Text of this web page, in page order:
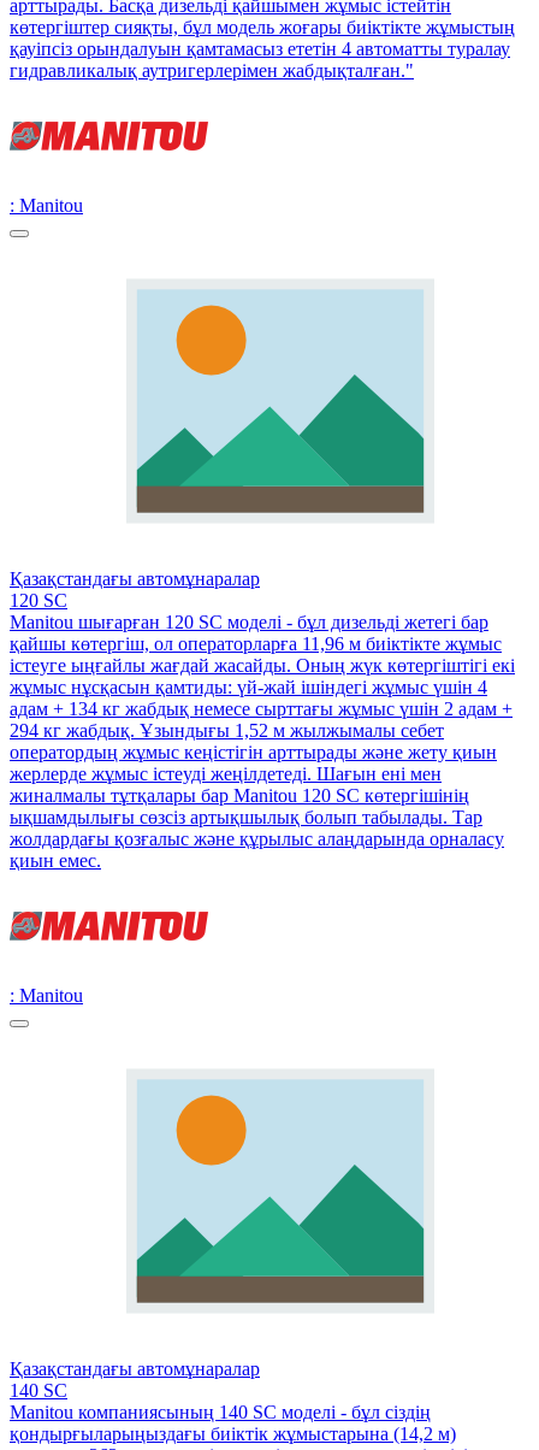
арттырады. Басқа дизельді қайшымен жұмыс істейтін
көтергіштер сияқты, бұл модель жоғары биіктікте жұмыстың
қауіпсіз орындалуын қамтамасыз ететін 4 автоматты туралау
гидравликалық аутригерлерімен жабдықталған."
: Manitou
Қазақстандағы автомұнаралар
120 SC
Manitou шығарған 120 SC моделі - бұл дизельді жетегі бар
қайшы көтергіш, ол операторларға 11,96 м биіктікте жұмыс
істеуге ыңғайлы жағдай жасайды. Оның жүк көтергіштігі екі
жұмыс нұсқасын қамтиды: үй-жай ішіндегі жұмыс үшін 4
адам + 134 кг жабдық немесе сырттағы жұмыс үшін 2 адам +
294 кг жабдық. Ұзындығы 1,52 м жылжымалы себет
оператордың жұмыс кеңістігін арттырады және жету қиын
жерлерде жұмыс істеуді жеңілдетеді. Шағын ені мен
жиналмалы тұтқалары бар Manitou 120 SC көтергішінің
ықшамдылығы сөзсіз артықшылық болып табылады. Тар
жолдардағы қозғалыс және құрылыс алаңдарында орналасу
қиын емес.
: Manitou
Қазақстандағы автомұнаралар
140 SC
Manitou компаниясының 140 SC моделі - бұл сіздің
қондырғыларыңыздағы биіктік жұмыстарына (14,2 м)